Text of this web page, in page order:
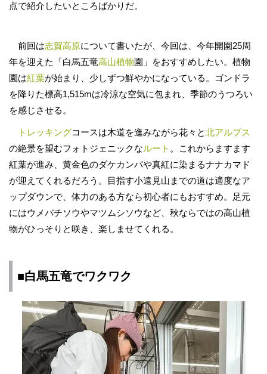
点で紹介したいところばかりだ。
前回は志賀高原について書いたが、今回は、今年開園25周
年を迎えた「白馬五竜高山植物園」をおすすめしたい。植物
園は紅葉が始まり、少しずつ鮮やかになっている。ゴンドラ
を降りた標高1,515mは冷涼な空気に包まれ、季節のうつろい
を感じさせる。
トレッキングコースは木道を進みながら花々と北アルプス
の絶景を望むフォトジェニックなルート 。これからますます
紅葉が進み、黄金色のダケカンバや真紅に染まるナナカマド
が迎えてくれるだろう。目指す小遠見山までの道は適度なア
ップダウンで、体力のある方なら初心者にもおすすめ。足元
にはウメバチソウやマツムシソウなど、秋ならではの高山植
物がひっそりと咲き、楽しませてくれる。
■白馬五竜でワクワク